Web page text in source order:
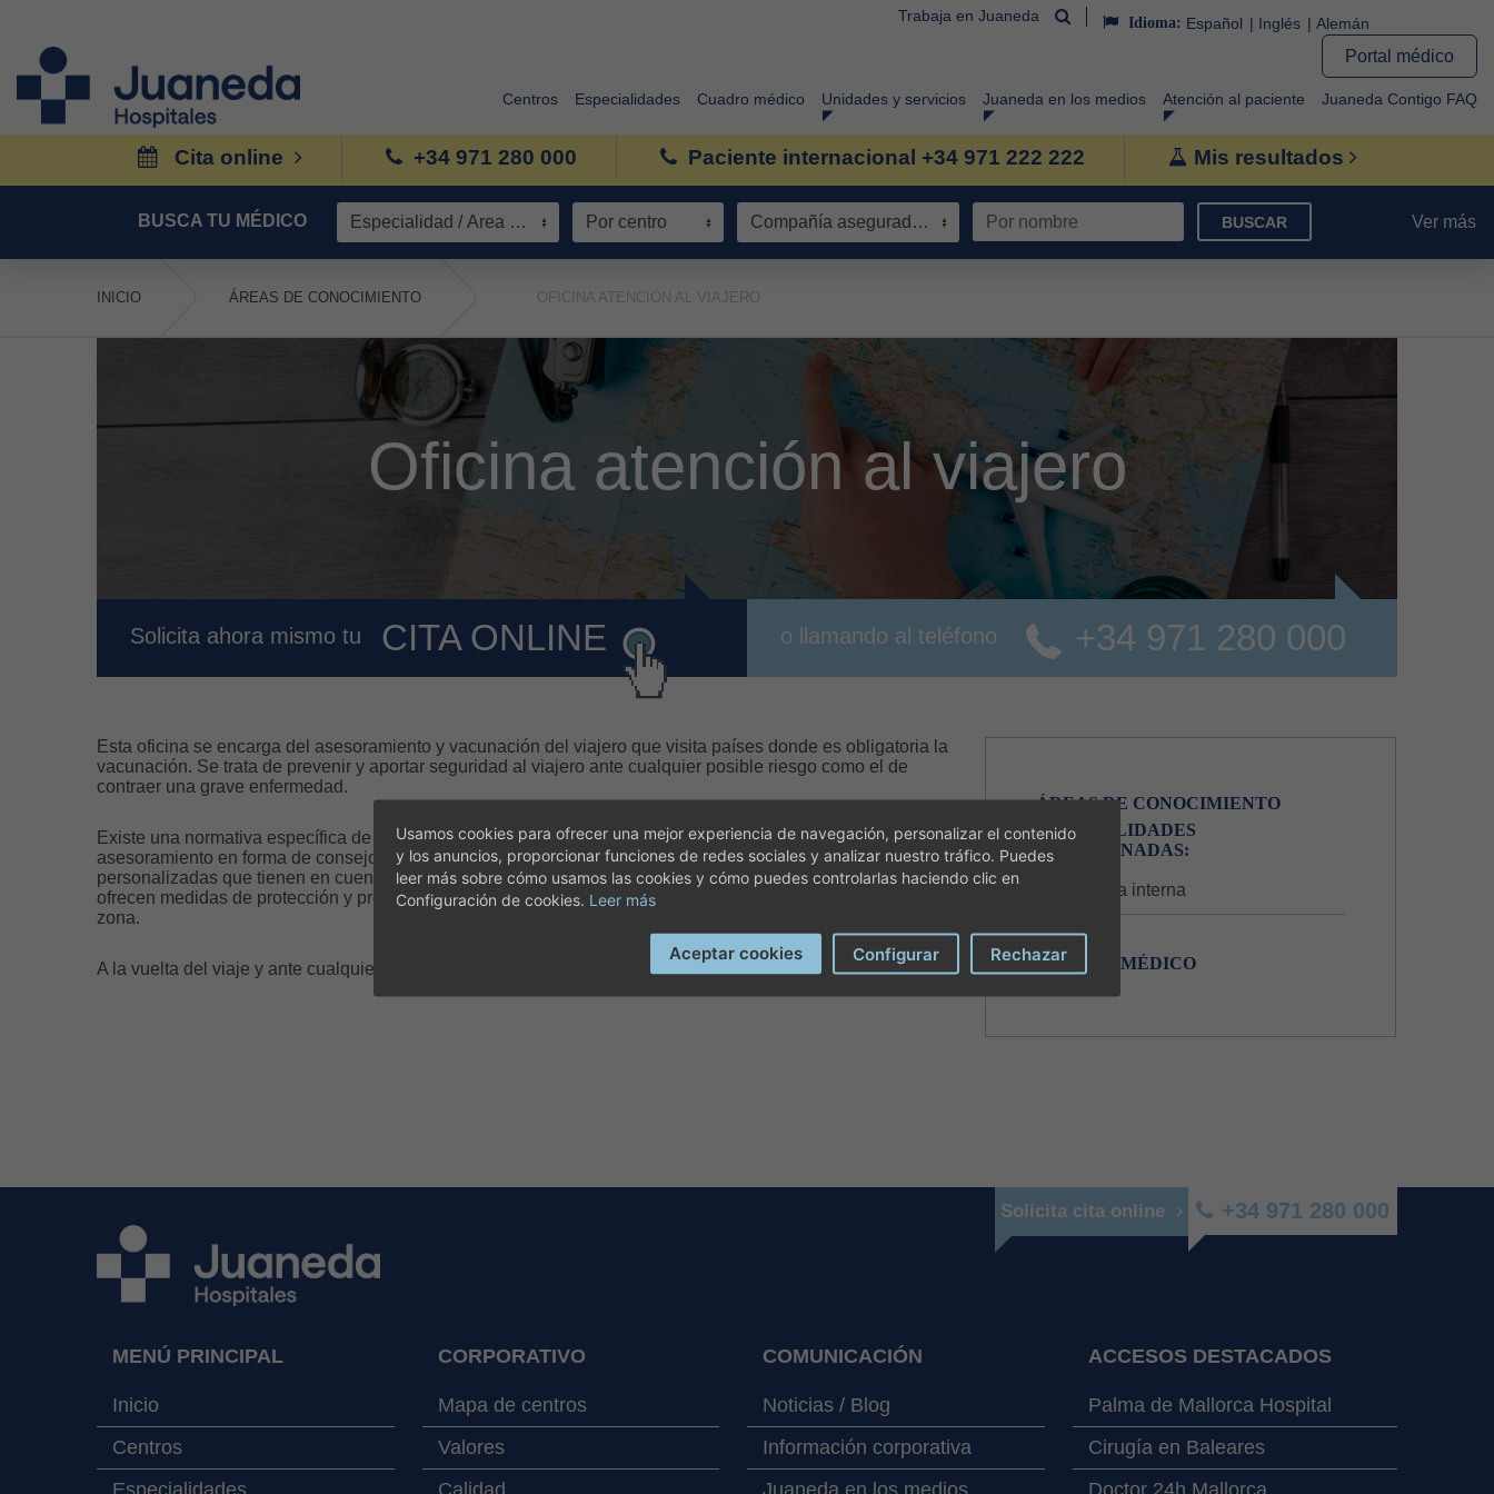
Trabaja en Juaneda Idioma: Español Inglés Alemán
Portal médico
Centros Especialidades Cuadro médico Unidades y servicios Juaneda en los medios Atención al paciente Juaneda Contigo FAQ
Cita online +34 971 280 000 Paciente internacional +34 971 222 222 Mis resultados
BUSCA TU MÉDICO Especialidad / Área de conocimiento Por centro Compañía aseguradora BUSCAR Ver más
INICIO ÁREAS DE CONOCIMIENTO OFICINA ATENCIÓN AL VIAJERO
Oficina atención al viajero
Solicita ahora mismo tu CITA ONLINE o llamando al teléfono +34 971 280 000
Esta oficina se encarga del asesoramiento y vacunación del viajero que visita países donde es obligatoria la
vacunación. Se trata de prevenir y aportar seguridad al viajero ante cualquier posible riesgo como el de
contraer una grave enfermedad.
Existe una normativa específica de vacunación dependiendo el país que se visita. Esta oficina ofrece además
asesoramiento en forma de consejos y pautas para antes y después, del viaje. Se trata de recomendaciones
personalizadas que tienen en cuenta el lugar de destino y las características del usuario. Entre ellas se
ofrecen medidas de protección y precauciones higiénicas respecto a la hidratación y los alimentos de cada
zona.
A la vuelta del viaje y ante cualquier sintomatología adversa, el mismo equipo se encarga de tratar al viajero.
ÁREAS DE CONOCIMIENTO
ESPECIALIDADES
RELACIONADAS:
Medicina interna
CUADRO MÉDICO
Solicita cita online +34 971 280 000
MENÚ PRINCIPAL
Inicio
Centros
CORPORATIVO
Mapa de centros
Valores
COMUNICACIÓN
Noticias / Blog
Información corporativa
ACCESOS DESTACADOS
Palma de Mallorca Hospital
Cirugía en Baleares
Usamos cookies para ofrecer una mejor experiencia de navegación, personalizar el contenido
y los anuncios, proporcionar funciones de redes sociales y analizar nuestro tráfico. Puedes
leer más sobre cómo usamos las cookies y cómo puedes controlarlas haciendo clic en
Configuración de cookies. Leer más
Aceptar cookies Configurar Rechazar